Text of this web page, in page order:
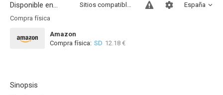
Disponible en... España
Sitios compatibles
Compra física
Amazon
Compra física: SD 12.18 €
Sinopsis